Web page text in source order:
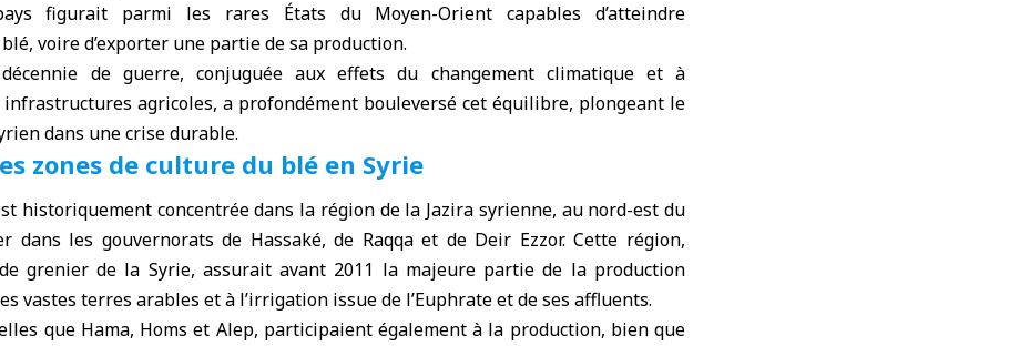
figurait parmi les rares États du Moyen-Orient capables d’atteindre
voire d’exporter une partie de sa production.
de guerre, conjuguée aux effets du changement climatique et à
infrastructures agricoles, a profondément bouleversé cet équilibre, plongeant le
dans une crise durable.
zones de culture du blé en Syrie
historiquement concentrée dans la région de la Jazira syrienne, au nord-est du
dans les gouvernorats de Hassaké, de Raqqa et de Deir Ezzor. Cette région,
grenier de la Syrie, assurait avant 2011 la majeure partie de la production
vastes terres arables et à l’irrigation issue de l’Euphrate et de ses affluents.
que Hama, Homs et Alep, participaient également à la production, bien que